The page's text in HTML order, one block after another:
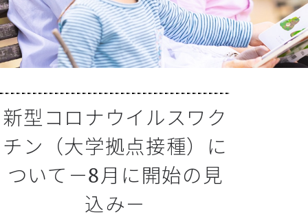
新型コロナウイルスワク
チン（大学拠点接種）に
ついて－8月に開始の見
込み－